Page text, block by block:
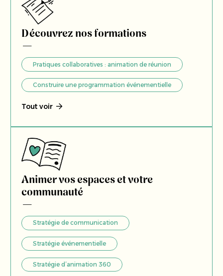
Découvrez nos formations
Pratiques collaboratives : animation de réunion
Construire une programmation événementielle
Tout voir
Animer vos espaces et votre
communauté
Stratégie de communication
Stratégie événementielle
Stratégie d’animation 360